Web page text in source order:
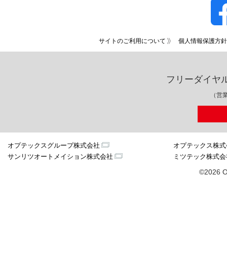
サイトのご利用について 個人情報保護方針
フリーダイヤ
（営
オプテックスグループ株式会社
オプテックス株
サンリツオートメイション株式会社
ミツテック株式
©2026